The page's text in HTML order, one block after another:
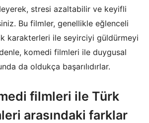
stresi azaltabilir ve keyifli
Bu filmler, genellikle eğlenceli
karakterleri ile seyirciyi güldürmeyi
komedi filmleri ile duygusal
da oldukça başarılıdırlar.
filmleri ile Türk
arasındaki farklar